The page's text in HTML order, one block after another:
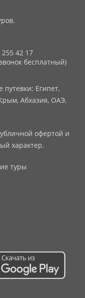
255 42 17
бесплатный)
Египет,
Абхазия, ОАЭ,
офертой и
характер.
туры